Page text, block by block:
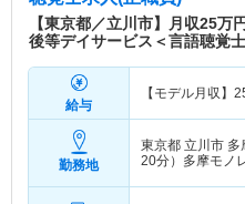
【東京都／立川市】月収25
後等デイサービス＜言語聴覚
給与
【モデル月収】
勤務地
東京都 立川市 多
20分）多摩モノ